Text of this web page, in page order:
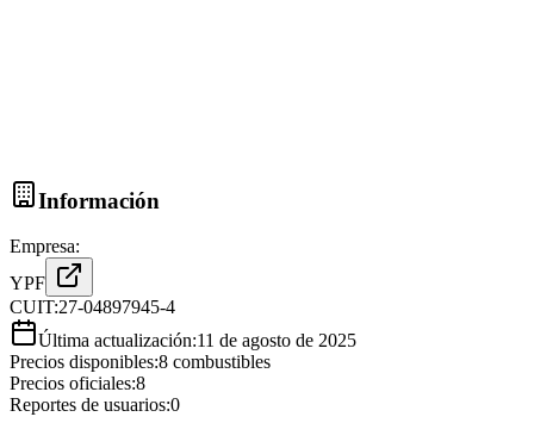
Información
Empresa:
YPF
CUIT:27-04897945-4
Última actualización:11 de agosto de 2025
Precios disponibles:8 combustibles
Precios oficiales:8
Reportes de usuarios:0